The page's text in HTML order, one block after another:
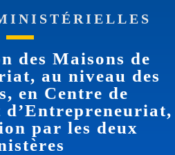
des Maisons de
au niveau des
en Centre de
d’Entrepreneuriat,
par les deux